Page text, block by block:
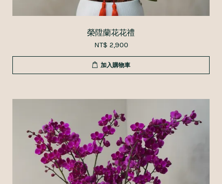
榮陞蘭花花禮
NT$ 2,900
加入購物車